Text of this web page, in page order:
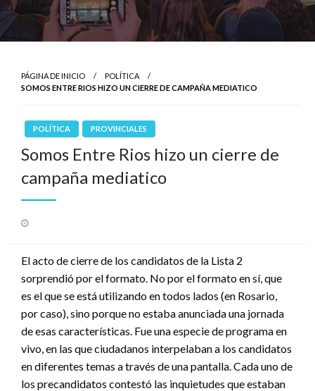
PÁGINA DE INICIO
POLÍTICA
SOMOS ENTRE RIOS HIZO UN CIERRE DE CAMPAÑA MEDIATICO
POLÍTICA PROVINCIALES
Somos Entre Rios hizo un cierre de
campaña mediatico
El acto de cierre de los candidatos de la Lista 2
sorprendió por el formato. No por el formato en sí, que
es el que se está utilizando en todos lados (en Rosario,
por caso), sino porque no estaba anunciada una jornada
de esas características. Fue una especie de programa en
vivo, en las que ciudadanos interpelaban a los candidatos
en diferentes temas a través de una pantalla. Cada uno de
los precandidatos contestó las inquietudes que estaban